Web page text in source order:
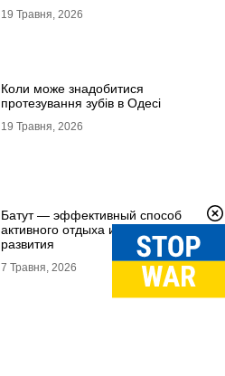
19 Травня, 2026
Коли може знадобитися
протезування зубів в Одесі
19 Травня, 2026
Батут — эффективный способ
активного отдыха и физического
развития
7 Травня, 2026